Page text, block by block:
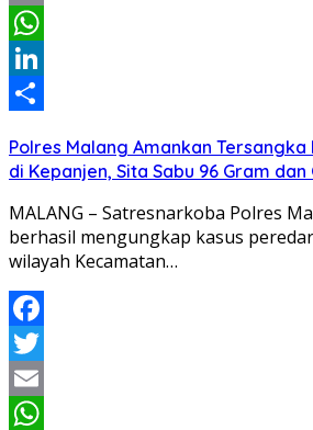
Email
WhatsApp
LinkedIn
Polres Malang Amankan
di Kepanjen, Sita Sabu 96 Gram dan
MALANG – Satresnarkoba Polres
berhasil mengungkap kasus
wilayah Kecamatan…
Facebook
Twitter
Email